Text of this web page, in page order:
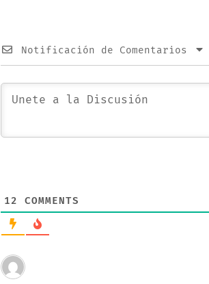
Notificación de Comentarios
12 COMMENTS